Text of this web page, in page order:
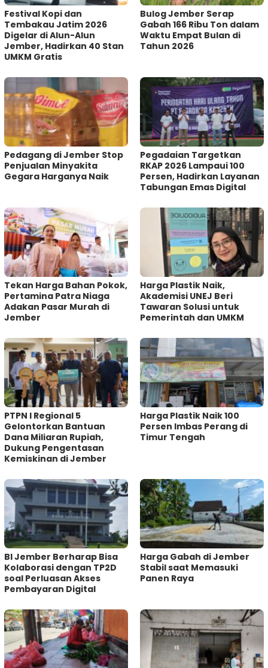
Festival Kopi dan
Tembakau Jatim 2026
Digelar di Alun-Alun
Jember, Hadirkan 40 Stan
UMKM Gratis
Bulog Jember Serap
Gabah 166 Ribu Ton dalam
Waktu Empat Bulan di
Tahun 2026
Pedagang di Jember Stop
Penjualan Minyakita
Gegara Harganya Naik
Pegadaian Targetkan
RKAP 2026 Lampaui 100
Persen, Hadirkan Layanan
Tabungan Emas Digital
Tekan Harga Bahan Pokok,
Pertamina Patra Niaga
Adakan Pasar Murah di
Jember
Harga Plastik Naik,
Akademisi UNEJ Beri
Tawaran Solusi untuk
Pemerintah dan UMKM
PTPN I Regional 5
Gelontorkan Bantuan
Dana Miliaran Rupiah,
Dukung Pengentasan
Kemiskinan di Jember
Harga Plastik Naik 100
Persen Imbas Perang di
Timur Tengah
BI Jember Berharap Bisa
Kolaborasi dengan TP2D
soal Perluasan Akses
Pembayaran Digital
Harga Gabah di Jember
Stabil saat Memasuki
Panen Raya